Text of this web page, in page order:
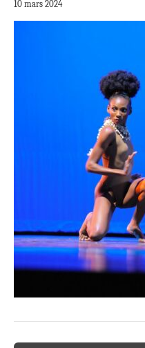
10 mars 2024